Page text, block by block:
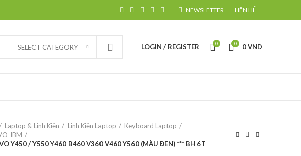
NEWSLETTER LIÊN HỆ
SELECT CATEGORY LOGIN / REGISTER 0 0 0VND
Laptop & Linh Kiện Linh Kiện Laptop
Keyboard Laptop
IBM
Y450 / Y550 Y460 B460 V360 V460 Y560 (MÀU ĐEN) *** BH 6T